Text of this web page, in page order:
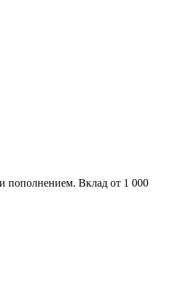
пополнением. Вклад от 1 000